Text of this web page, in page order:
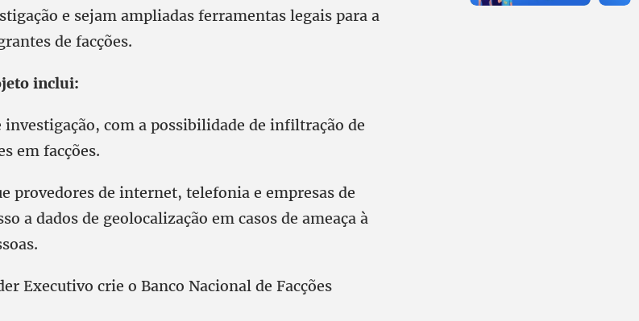
e sejam ampliadas ferramentas legais para a
de facções.
inclui:
investigação, com a possibilidade de infiltração de
em facções.
provedores de internet, telefonia e empresas de
a dados de geolocalização em casos de ameaça à
Executivo crie o Banco Nacional de Facções